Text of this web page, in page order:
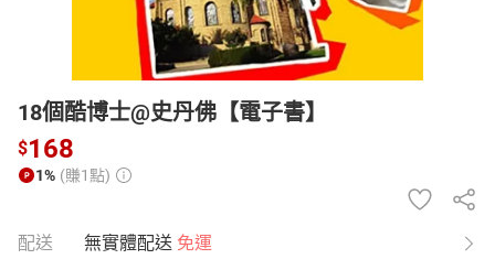
18個酷博士@史丹佛【電子書】
$168
1% (賺1點)
配送 無實體配送 免運